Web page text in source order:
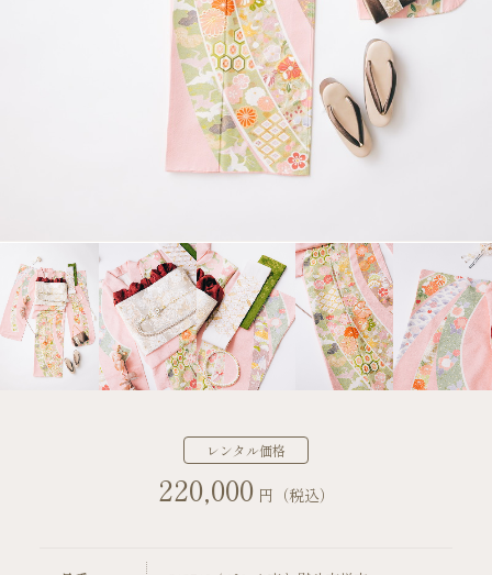
大学1年生の方へ
大学2年生の方へ
ヘアスタイリング特集
コンセプト
よくあるご質問
店舗案内
振袖レンタルの流れ
写真だけの成人式の流れ
レンタル価格
220,000円（税込）